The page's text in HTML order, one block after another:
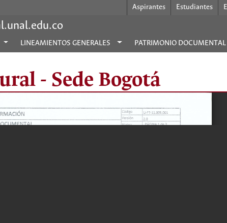
Aspirantes Estudiantes
LINEAMIENTOS GENERALES PATRIMONIO DOCUMENTAL
- Sede Bogotá